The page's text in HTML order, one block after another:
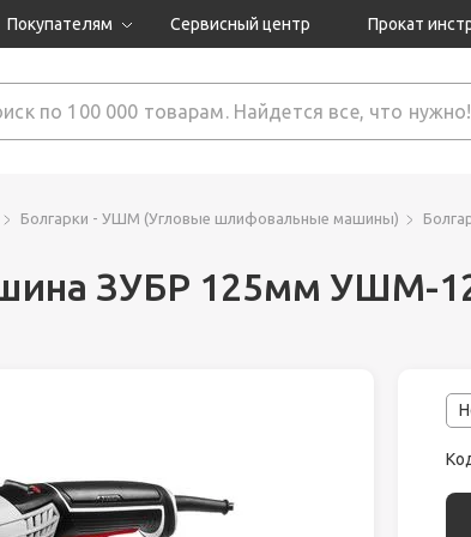
Покупателям
Как оформить заказ?
Сервисный центр Прокат
Болгарки - УШМ (Угловые шлифовальные машины)
ЗУБР 125мм УШМ-